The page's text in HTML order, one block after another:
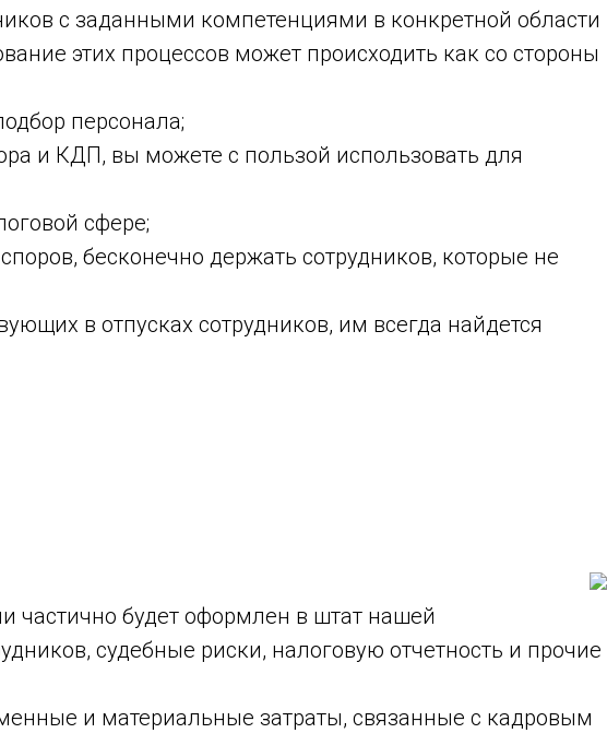
с заданными компетенциями в конкретной области
этих процессов может происходить как со стороны
персонала;
и КДП, вы можете с пользой использовать для
сфере;
бесконечно держать сотрудников, которые не
в отпусках сотрудников, им всегда найдется
частично будет оформлен в штат нашей
судебные риски, налоговую отчетность и прочие
и материальные затраты, связанные с кадровым